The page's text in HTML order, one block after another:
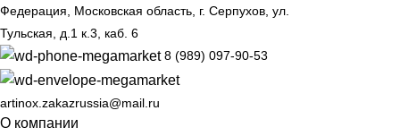
Федерация, Московская область, г. Серпухов, ул.
Тульская, д.1 к.3, каб. 6
8 (989) 097-90-53
artinox.zakazrussia@mail.ru
О компании